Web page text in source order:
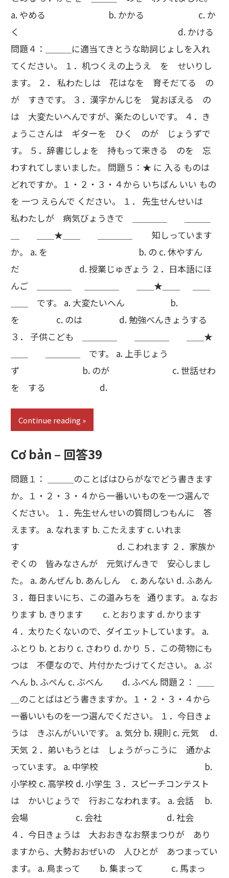
a. やめる b. かかる c. か
く d. かける
問題４：＿＿＿に適当てきとうな助詞じょしを入れ
てください。 １．机つくえの上うえ を せいりし
ます。 ２． 私わたしは 花はなを 育そだてる の
が すきです。 ３．漢字かんじを 覚おぼえる の
は 大変たいへんですが、楽たのしいです。 ４．き
ょうこさんは ギターを ひく のが じょうずで
す。 ５．辞書じしょを 持もって来きる のを 忘
わすれてしまいました。 問題５：★ に 入る ものは
どれですか。１・２・３・４から いちばん いい もの
を 一つ えらんで ください。 １． 先生せんせいは
私わたしが 病気びょうきで ＿＿＿＿ ＿＿＿
＿ ＿＿★＿＿ ＿＿＿＿ 知しっています
か。 a. を b. の c. 休やすん
だ d. 授業じゅぎょう ２．日本語にほ
んご ＿＿＿＿ ＿＿＿＿ ＿＿★＿＿ ＿＿
＿＿ です。 a. 大変たいへん b.
を c. のは d. 勉強べんきょうする
３． 子供こども ＿＿＿＿ ＿＿＿＿ ＿＿★
＿＿ ＿＿＿＿ です。 a. 上手じょう
ず b. のが c. 世話せわ
を する d.
Continue reading
Cơ bản – 回答39
問題１： ＿＿＿のことばはひらがなでどう書きます
か。１・２・３・４から一番いいものを一つ選んで
ください。 １．先生せんせいの質問しつもんに 答
えます。 a. なれます b. こたえます c. いれま
す d. こわれます ２．家族か
ぞくの 皆みなさんが 元気げんきで 安心しまし
た。 a. あんぜん b. あんしん c. あんない d. ふあん
３．毎日まいにち、この道みちを 通ります。 a. なお
ります b. きります c. とおります d. かります
４．太りたくないので、ダイエットしています。 a.
ふとり b. とおり c. さわり d. かり ５．この荷物にも
つは 不便なので、片付かたづけてください。 a. ぷ
へん b. ふぺん c. ぶべん d. ふべん 問題２： ＿＿
＿のことばはどう書きますか。１・２・３・４から
一番いいものを一つ選んでください。 １．今日きょ
うは きぶんがいいです。 a. 気分 b. 規則 c. 元気 d.
天気 ２．弟いもうとは しょうがっこうに 通かよ
っています。 a. 中学校 b.
小学校 c. 高学校 d. 小学生 ３．スピーチコンテスト
は かいじょうで 行おこなわれます。 a. 会話 b.
会場 c. 会社 d. 社会
４．今日きょうは 大おおきなお祭まつりが あり
ますから、大勢おおぜいの 人ひとが あつまってい
ます。 a. 鳥まって b. 集まって c. 馬まっ